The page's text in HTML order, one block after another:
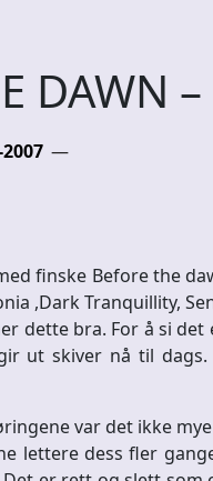
DAWN
finske Before the
,Dark Tranquillity,
dette bra. For å si
ut skiver nå til
var det ikke
lettere dess fler